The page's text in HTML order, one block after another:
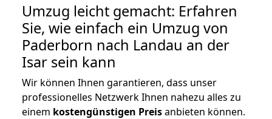
Umzug leicht gemacht: Erfahren
Sie, wie einfach ein Umzug von
Paderborn nach Landau an der
Isar sein kann
Wir können Ihnen garantieren, dass unser
professionelles Netzwerk Ihnen nahezu alles zu
einem kostengünstigen Preisanbieten können.